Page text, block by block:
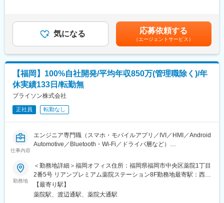
・IoT関連
・組込みLinux関連
・計測器、電力計
・センサー装置 など
■仕事で身に付くスキル：
当社の事業モデルは「デジタル人材事業」「受託開発事業」「コ
ンテンツプロパティ事業」の3つの柱で成り立っています。コンテ
ンツプロパティ事業やグループ企業をはじめとした自社プロダク
ト開発のほか、クライアントのプロジェクトを担当するので、ス
ー・エンジニアになれる。この自信がエクストリームで得られる
大きなメリットです。
■当社について：
「デジタルクリエイター・エンジニアプロダクション」として、
お客様の課題解決を通じて技術者の社会的ポジションの確立を目
指す、真のプロフェッショナル集団です。
当社は単純な技術社員の派遣会社ではなく、デジタル人材事業、
前職および経験・能力を考慮し当社規定により決定■昇給：年1回
（6月）※契約社員は支給されません。※実績を正当に評価し、当
社規定により決定■賞与：年2回（7月、12月）※試用期間終了後か
ら査定開始※契約社員は支給されません。賃金はあくまでも目安の
金額であり、選考を通じて上下する可能性があります。月給(月額)
は固定手当を含めた表記です。
気になる 応募依頼する
（エージェントサービス）
【福岡】100%自社開発/平均年収850万(管理職除く)/年
休実績133日/転勤無
ブライソン株式会社
正社員 転勤なし
仕事内容
エンジニア専門職（スマホ・モバイルアプリ／IVI／HMI／Android
Automotive／Bluetooth・Wi-Fi／ドライバ層など）
ブライソンは、車載・モバイル領域に特化した完全受託のソフト
ウェア開発会社です。IVIを中心に、アプリケーション／HMI／ス
マホ連携／Bluetooth・Wi-Fiといった接続機能まで、システムを理
解したうえで機能単位の開発を自社内で完結。量産車レベルの品
質と厳格な納期要求に応え続けてきた実績があります。CarPlayや
勤務地
＜勤務地詳細＞福岡オフィス住所：福岡県福岡市中央区薬院1丁目
2番5号 リアンプレミアム薬院ステーション8F勤務地最寄駅：西鉄
天神大牟田線／地下鉄七隈線線／薬院駅 徒歩4分駅受動喫煙対
策：屋内喫煙可能場所あり変更の範囲：無
【最寄り駅】
薬院駅、渡辺通駅、薬院大通駅